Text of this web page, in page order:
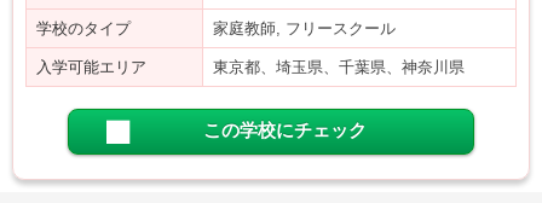
学校のタイプ 家庭教師, フリースクール
入学可能エリア 東京都、埼玉県、千葉県、神奈川県
この学校にチェック